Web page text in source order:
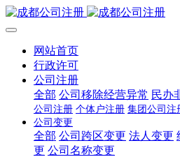
网站首页
行政许可
公司注册
全部 公司移除经营异常 民办
公司注册 个体户注册 集团公司注
公司变更
全部 公司跨区变更 法人变更
更 公司名称变更